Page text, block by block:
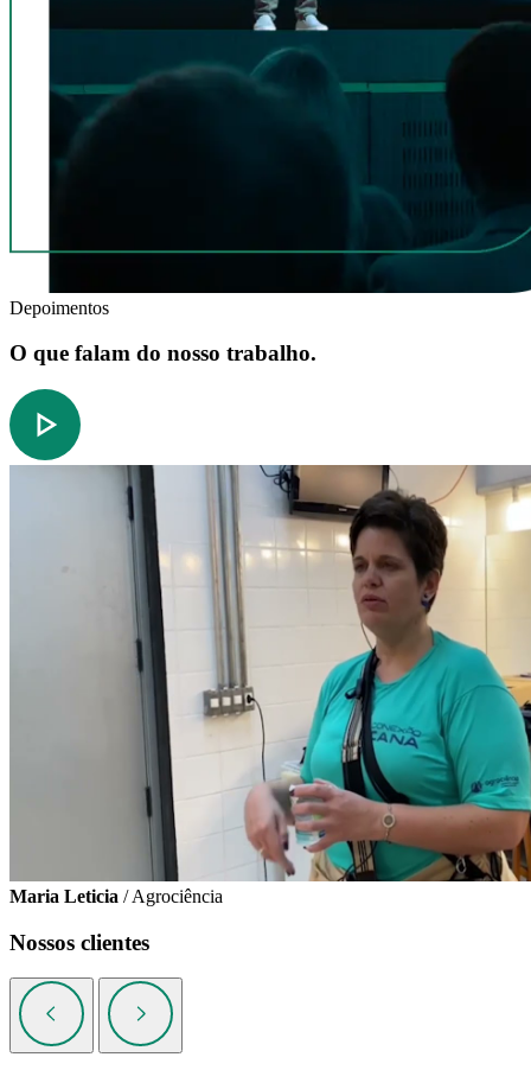
Depoimentos
O que falam do nosso trabalho.
Maria Leticia / Agrociência
Nossos clientes